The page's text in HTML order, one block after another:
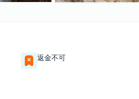
返金不可